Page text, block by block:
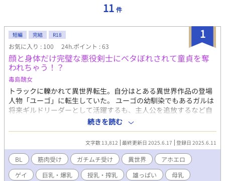
11 件
1
短編 完結 R18
お気に入り : 100 24h.ポイント : 63
顔と身体だけ完璧な悪役剣士にベタぼれされて童貞を奪
われちゃう！？
毒島醜女
トラックに轢かれて異世界転生。自分はとある異世界作品の登場
人物「ユーゴ」に転生していた。 ユーゴの幼馴染でもあるガルは
将来ギルドリーダーとして活躍するも、主人公を追放するなど自
業自得な行動で破滅する運命にある男。 しかし前世でガチホモだ
ったユーゴは、筋肉モリモリなガルに一目惚れをしていたのだ。
内面は最悪だが見た目は好みドストライクなガルの破滅を防ごう
と改心させようとしていたユーゴだったが、なぜかガルはユ―ゴ
に惚れてしまい…！？ pixivでも投稿してます
続きを読む
文字数 13,812 最終更新日 2025.6.17 登録日 2025.6.11
BL 筋肉受け ガチムチ受け 異世界
アホエロ
ゲイ
巨乳・爆乳 授乳・搾乳 雄っぱい 母乳